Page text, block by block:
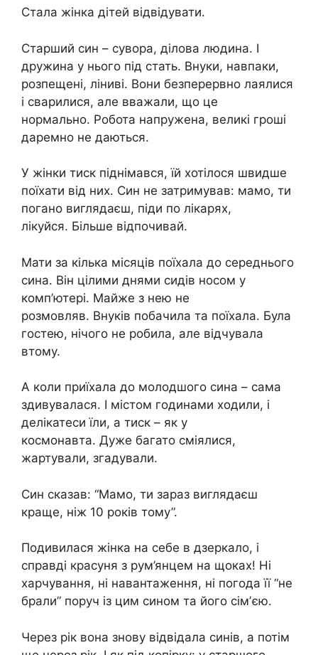
Стала жінка дітей відвідувати.
Старший син – сувора, ділова людина. І
дружина у нього під стать. Внуки, навпаки,
розпещені, ліниві. Вони безперервно лаялися
і сварилися, але вважали, що це
нормально. Робота напружена, великі гроші
даремно не даються.
У жінки тиск піднімався, їй хотілося швидше
поїхати від них. Син не затримував: мамо, ти
погано виглядаєш, піди по лікарях,
лікуйся. Більше відпочивай.
Мати за кілька місяців поїхала до середнього
сина. Він цілими днями сидів носом у
комп’ютері. Майже з нею не
розмовляв. Внуків побачила та поїхала. Була
гостею, нічого не робила, але відчувала
втому.
А коли приїхала до молодшого сина – сама
здивувалася. І містом годинами ходили, і
делікатеси їли, а тиск – як у
космонавта. Дуже багато сміялися,
жартували, згадували.
Син сказав: “Мамо, ти зараз виглядаєш
краще, ніж 10 років тому”.
Подивилася жінка на себе в дзеркало, і
справді красуня з рум’янцем на щоках! Ні
харчування, ні навантаження, ні погода її “не
брали” поруч із цим сином та його сімʼєю.
Через рік вона знову відвідала синів, а потім